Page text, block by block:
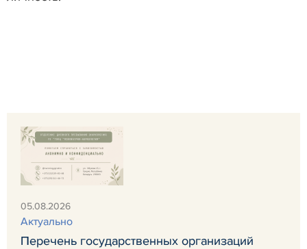
05.08.2026
Актуально
Перечень государственных организаций